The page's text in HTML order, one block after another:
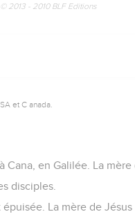
© 2013 - 2010 BLF Editions
et C anada.
en Galilée. La mère
disciples.
La mère de